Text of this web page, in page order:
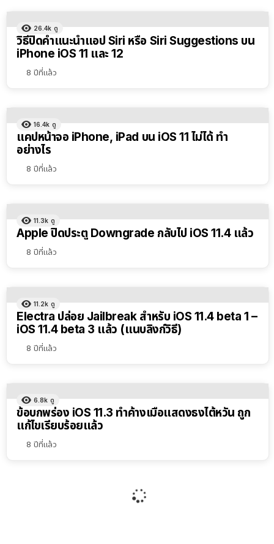
26.4k ดู
วิธีปิดคำแนะนำแอป Siri หรือ Siri Suggestions บน
iPhone iOS 11 และ 12
8 ปีที่แล้ว
16.4k ดู
แคปหน้าจอ iPhone, iPad บน iOS 11 ไม่ได้ ทำ
อย่างไร
8 ปีที่แล้ว
11.3k ดู
Apple ปิดประตู Downgrade กลับไป iOS 11.4 แล้ว
8 ปีที่แล้ว
11.2k ดู
Electra ปล่อย Jailbreak สำหรับ iOS 11.4 beta 1 –
iOS 11.4 beta 3 แล้ว (แนบลิงก์วิธี)
8 ปีที่แล้ว
6.8k ดู
ข้อบกพร่อง iOS 11.3 ทำค้างเมื่อแสดงธงไต้หวัน ถูก
แก้ไขเรียบร้อยแล้ว
8 ปีที่แล้ว